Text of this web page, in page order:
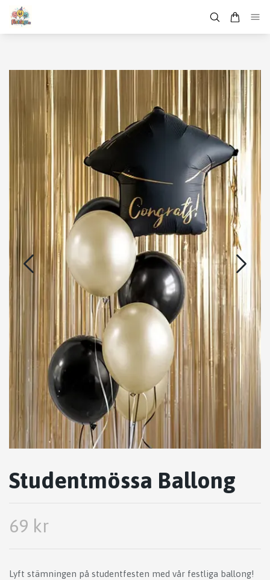
Studentmössa Ballong
69 kr
Lyft stämningen på studentfesten med vår festliga ballong!